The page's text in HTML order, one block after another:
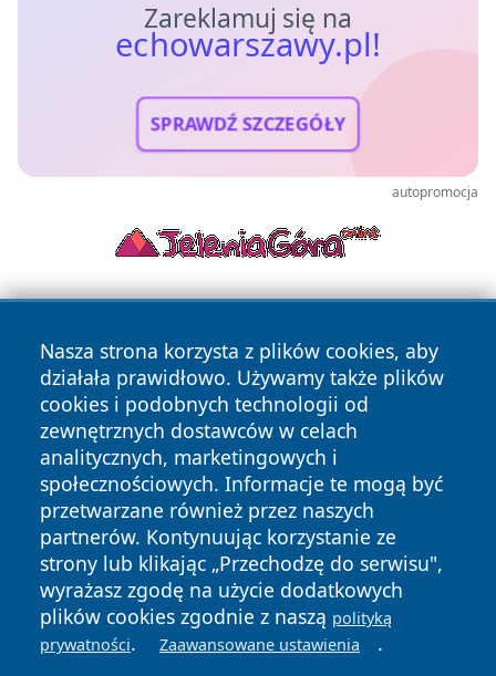
Zareklamuj się na
echowarszawy.pl!
SPRAWDŹ SZCZEGÓŁY
autopromocja
Nasza strona korzysta z plików cookies, aby
działała prawidłowo. Używamy także plików
cookies i podobnych technologii od
zewnętrznych dostawców w celach
analitycznych, marketingowych i
społecznościowych. Informacje te mogą być
przetwarzane również przez naszych
partnerów. Kontynuując korzystanie ze
strony lub klikając „Przechodzę do serwisu",
wyrażasz zgodę na użycie dodatkowych
plików cookies zgodnie z naszą polityką
prywatności. Zaawansowane ustawienia .
Copyright © 2026 echowarszawy.pl Wszystkie prawa
zastrzeżone.
News Autorzy
Polityka
Prywatności
Polityka
Cookies